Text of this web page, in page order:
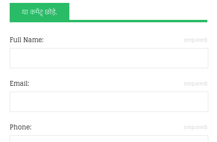
या कमेंट् छोड़े.
Full Name: (required)
Email: (required)
Phone: (required)